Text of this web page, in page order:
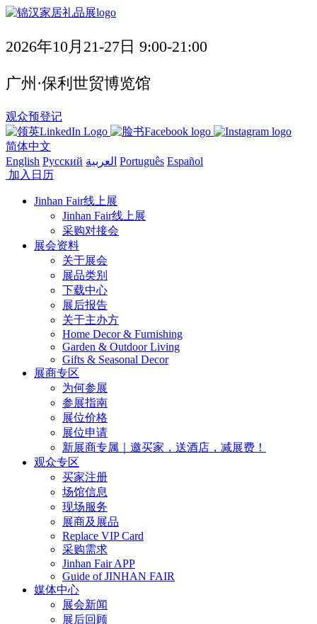
2026年10月21-27日 9:00-21:00
广州·保利世贸博览馆
观众预登记
简体中文
English Русский العربية Português Español
加入日历
Jinhan Fair线上展
Jinhan Fair线上展
采购对接会
展会资料
关于展会
展品类别
下载中心
展后报告
关于主办方
Home Decor & Furnishing
Garden & Outdoor Living
Gifts & Seasonal Decor
展商专区
为何参展
参展指南
展位价格
展位申请
新展商专属｜邀买家，送酒店，减展费！
观众专区
买家注册
场馆信息
现场服务
展商及展品
Replace VIP Card
采购需求
Jinhan Fair APP
Guide of JINHAN FAIR
媒体中心
展会新闻
展后回顾